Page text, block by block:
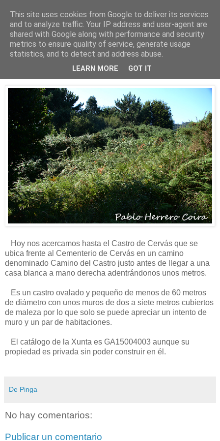
Está de pinga
5/8/24
Castro de Cervás (Ares)
Hoy nos acercamos hasta el Castro de Cervás que se
ubica frente al Cementerio de Cervás en un camino
denominado Camino del Castro justo antes de llegar a una
casa blanca a mano derecha adentrándonos unos metros.
Es un castro ovalado y pequeño de menos de 60 metros
de diámetro con unos muros de dos a siete metros cubiertos
de maleza por lo que solo se puede apreciar un intento de
muro y un par de habitaciones.
El catálogo de la Xunta es GA15004003 aunque su
propiedad es privada sin poder construir en él.
De Pinga
No hay comentarios:
Publicar un comentario
This site uses cookies from Google to deliver its services
and to analyze traffic. Your IP address and user-agent are
shared with Google along with performance and security
metrics to ensure quality of service, generate usage
statistics, and to detect and address abuse.
LEARN MORE GOT IT